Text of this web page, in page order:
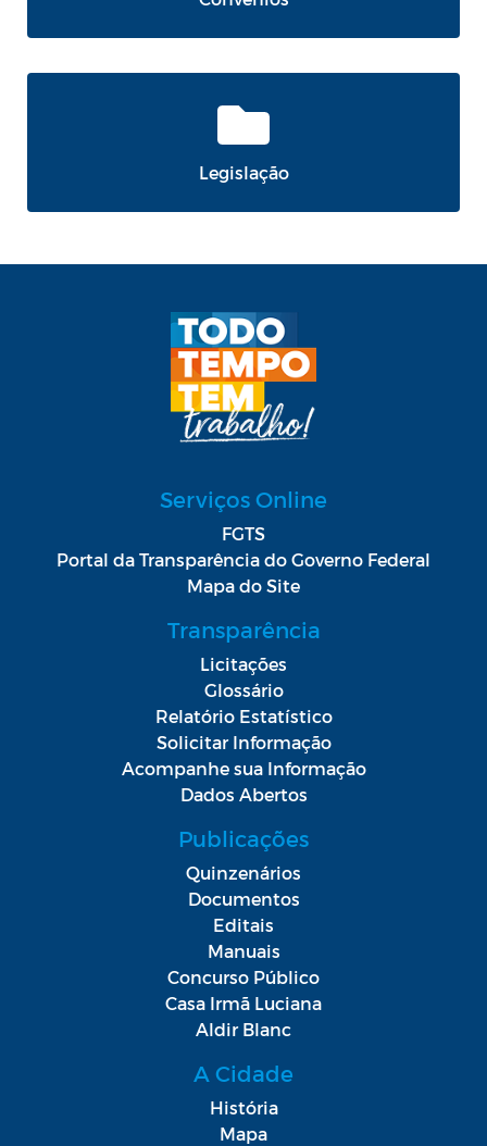
Legislação
Serviços Online
FGTS
Portal da Transparência do Governo Federal
Mapa do Site
Transparência
Licitações
Glossário
Relatório Estatístico
Solicitar Informação
Acompanhe sua Informação
Dados Abertos
Publicações
Quinzenários
Documentos
Editais
Manuais
Concurso Público
Casa Irmã Luciana
Aldir Blanc
A Cidade
História
Mapa